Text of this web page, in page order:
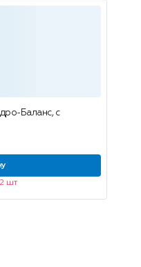
Баланс, с
шт